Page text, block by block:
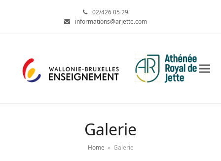
02/426 05 29
informations@arjette.com
Galerie
Home » Galerie